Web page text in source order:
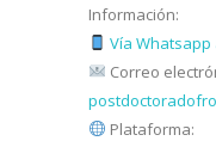
Información:
Vía Whatsapp
Correo
Plataforma: